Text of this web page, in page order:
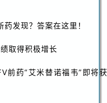
发现？答案在这里！
取得积极增长
前药“艾米替诺福韦”即将